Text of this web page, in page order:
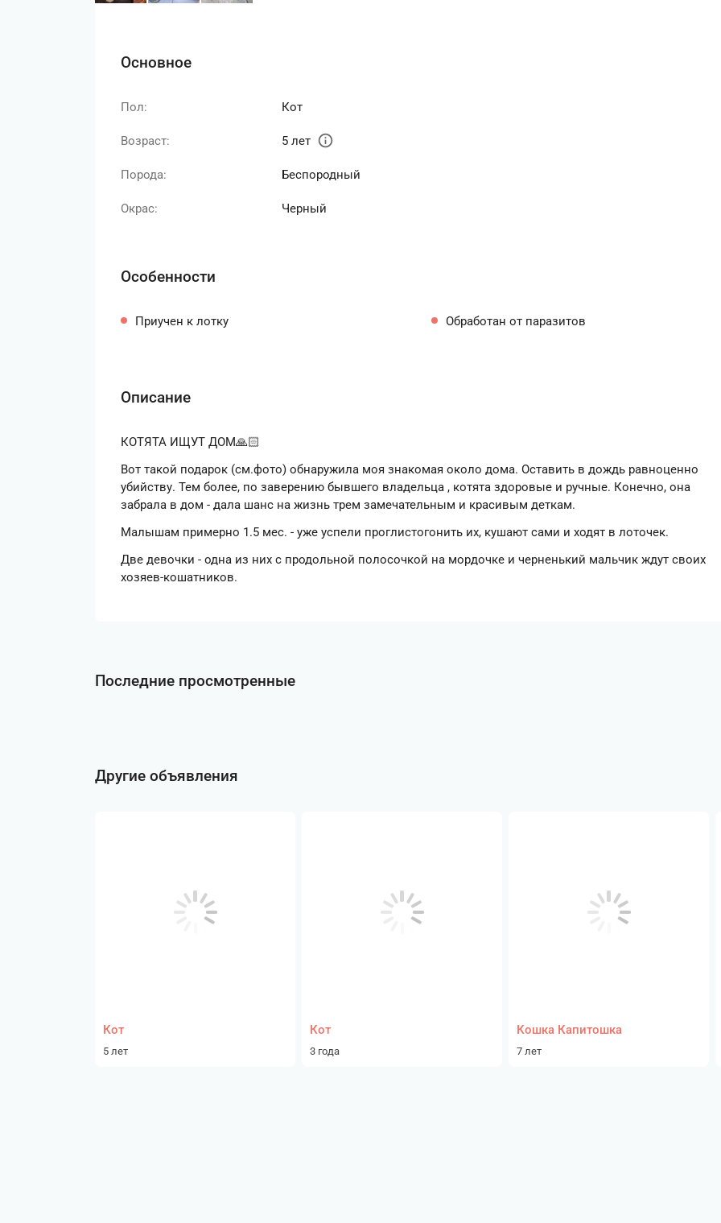
Основное
Пол: Кот
Возраст: 5 лет info
Порода: Беспородный
Окрас: Черный
Особенности
Приучен к лотку Обработан от паразитов
Описание
КОТЯТА ИЩУТ ДОМ🙏🏻
Вот такой подарок (см.фото) обнаружила моя знакомая около дома. Оставить в дождь равноценно
убийству. Тем более, по заверению бывшего владельца , котята здоровые и ручные. Конечно, она
забрала в дом - дала шанс на жизнь трем замечательным и красивым деткам.
Малышам примерно 1.5 мес. - уже успели проглистогонить их, кушают сами и ходят в лоточек.
Две девочки - одна из них с продольной полосочкой на мордочке и черненький мальчик ждут своих
хозяев-кошатников.
Последние просмотренные
Другие объявления
Кот
5 лет
Кот
3 года
Кошка Капитошка
7 лет